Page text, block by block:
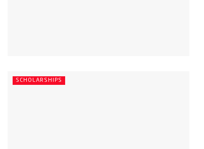
SCHOLARSHIPS